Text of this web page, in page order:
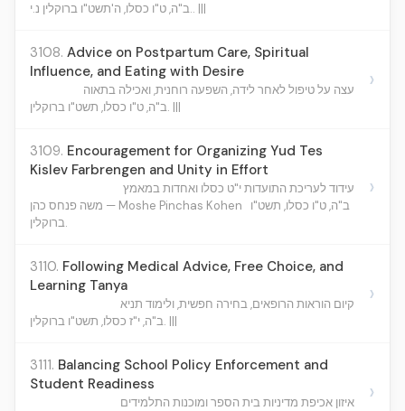
ב"ה, ט"ו כסלו, ה'תשט"ו ברוקלין נ.י.. |||
3108. Advice on Postpartum Care, Spiritual
Influence, and Eating with Desire
עצה על טיפול לאחר לידה, השפעה רוחנית, ואכילה בתאוה
ב"ה, ט"ו כסלו, תשט"ו ברוקלין. |||
›
3109. Encouragement for Organizing Yud Tes
Kislev Farbrengen and Unity in Effort
עידוד לעריכת התועדות י"ט כסלו ואחדות במאמץ
משה פנחס כהן — Moshe Pinchas Kohen
ב"ה, ט"ו כסלו, תשט"ו
ברוקלין.
›
3110. Following Medical Advice, Free Choice, and
Learning Tanya
קיום הוראות הרופאים, בחירה חפשית, ולימוד תניא
ב"ה, י"ז כסלו, תשט"ו ברוקלין. |||
›
3111. Balancing School Policy Enforcement and
Student Readiness
איזון אכיפת מדיניות בית הספר ומוכנות התלמידים
›